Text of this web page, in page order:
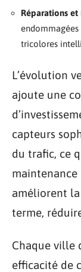
Réparations et
tricolores
L’évolution
ajoute une
capteurs
du trafic, ce
maintenance
améliorent
terme,
Chaque ville
efficacité de